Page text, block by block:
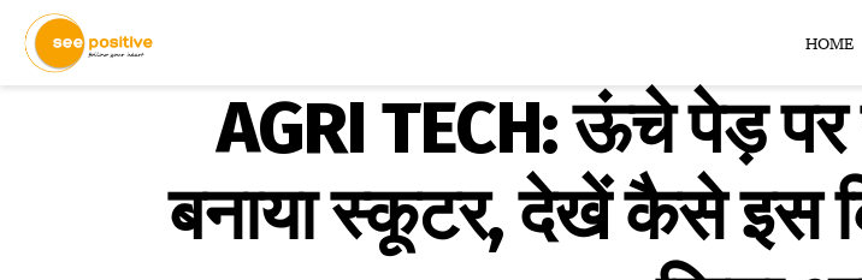
HOME
AGRI TECH: ऊंचे पेड़
बनाया स्कूटर, देखें कैसे इस